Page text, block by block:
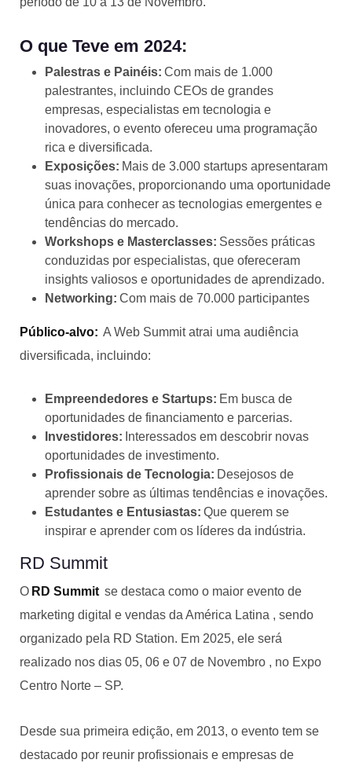
O que Teve em 2024:
Palestras e Painéis: Com mais de 1.000
palestrantes, incluindo CEOs de grandes
empresas, especialistas em tecnologia e
inovadores, o evento ofereceu uma programação
rica e diversificada.
Exposições: Mais de 3.000 startups apresentaram
suas inovações, proporcionando uma oportunidade
única para conhecer as tecnologias emergentes e
tendências do mercado.
Workshops e Masterclasses: Sessões práticas
conduzidas por especialistas, que ofereceram
insights valiosos e oportunidades de aprendizado.
Networking: Com mais de 70.000 participantes
Público-alvo: A Web Summit atrai uma audiência
diversificada, incluindo:
Empreendedores e Startups: Em busca de
oportunidades de financiamento e parcerias.
Investidores: Interessados em descobrir novas
oportunidades de investimento.
Profissionais de Tecnologia: Desejosos de
aprender sobre as últimas tendências e inovações.
Estudantes e Entusiastas: Que querem se
inspirar e aprender com os líderes da indústria.
RD Summit
O RD Summit se destaca como o maior evento de
marketing digital e vendas da América Latina , sendo
organizado pela RD Station. Em 2025, ele será
realizado nos dias 05, 06 e 07 de Novembro , no Expo
Centro Norte – SP.
Desde sua primeira edição, em 2013, o evento tem se
destacado por reunir profissionais e empresas de